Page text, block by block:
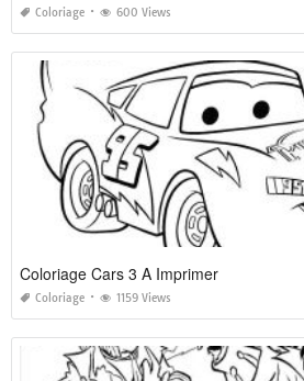
Coloriage 600 Views
Coloriage Cars 3 A Imprimer
Coloriage 1159 Views